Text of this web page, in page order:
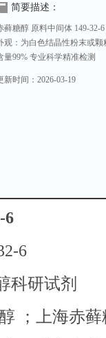
简要描述：
藓糖醇 原料中间体 149-32-6
观：为白色结晶性粉末或颗
量99% 专业科学精准检测
装 铝箔袋/纸板桶/瓶 遮光干
新时间： 2026-03-19
6
6
科研试剂
；上海赤藓